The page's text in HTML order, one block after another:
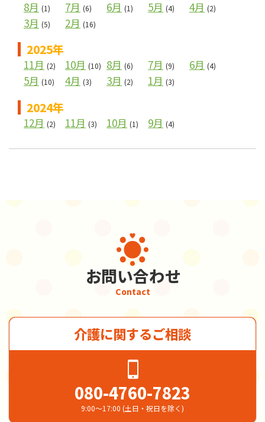
8月 (1) 7月 (6) 6月 (1) 5月 (4) 4月 (2)
3月 (5) 2月 (16)
2025年
11月 (2) 10月 (10) 8月 (6) 7月 (9) 6月 (4)
5月 (10) 4月 (3) 3月 (2) 1月 (3)
2024年
12月 (2) 11月 (3) 10月 (1) 9月 (4)
お問い合わせ
Contact
介護に関するご相談
080-4760-7823
9:00～17:00 (土日・祝日を除く)